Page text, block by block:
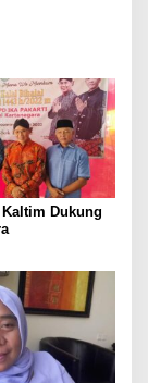
Kaltim Dukung